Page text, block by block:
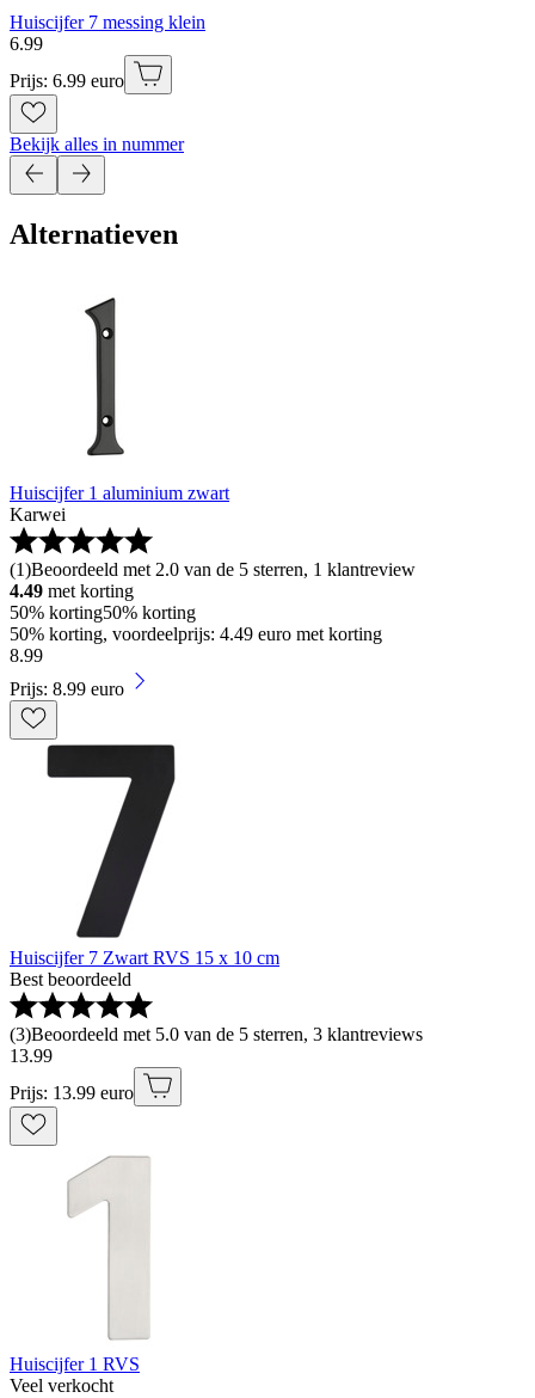
Huiscijfer 7 messing klein
6.99
Prijs: 6.99 euro
Bekijk alles in nummer
Alternatieven
Huiscijfer 1 aluminium zwart
Karwei
(1)Beoordeeld met 2.0 van de 5 sterren, 1 klantreview
4.49 met korting
50% korting50% korting
50% korting, voordeelprijs: 4.49 euro met korting
8.99
Prijs: 8.99 euro
Huiscijfer 7 Zwart RVS 15 x 10 cm
Best beoordeeld
(3)Beoordeeld met 5.0 van de 5 sterren, 3 klantreviews
13.99
Prijs: 13.99 euro
Huiscijfer 1 RVS
Veel verkocht